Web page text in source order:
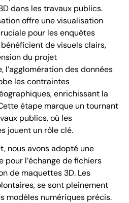
dans les travaux publics.
offre une visualisation
pour les enquêtes
de visuels clairs,
du projet
l’agglomération des données
les contraintes
enrichissant la
étape marque un tournant
publics, où les
jouent un rôle clé.
nous avons adopté une
l’échange de fichiers
de maquettes 3D. Les
se sont pleinement
modèles numériques précis.